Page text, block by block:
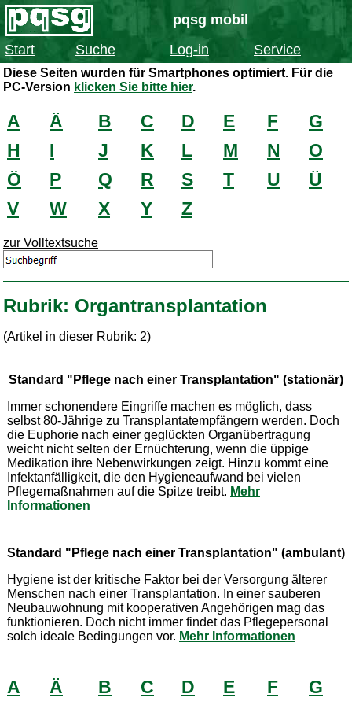
pqsg mobil
Start
Suche Log-in Service
Diese Seiten wurden für Smartphones optimiert. Für die
PC-Version klicken Sie bitte hier.
A Ä B C D E F
G
H
I J K L M N
O
Ö
P Q R S T U
Ü
V
W X Y Z
zur Volltextsuche
Rubrik: Organtransplantation
(Artikel in dieser Rubrik: 2)
Standard "Pflege nach einer Transplantation" (stationär)
Immer schonendere Eingriffe machen es möglich, dass
selbst 80-Jährige zu Transplantatempfängern werden. Doch
die Euphorie nach einer geglückten Organübertragung
weicht nicht selten der Ernüchterung, wenn die üppige
Medikation ihre Nebenwirkungen zeigt. Hinzu kommt eine
Infektanfälligkeit, die den Hygieneaufwand bei vielen
Pflegemaßnahmen auf die Spitze treibt. Mehr
Informationen
Standard "Pflege nach einer Transplantation" (ambulant)
Hygiene ist der kritische Faktor bei der Versorgung älterer
Menschen nach einer Transplantation. In einer sauberen
Neubauwohnung mit kooperativen Angehörigen mag das
funktionieren. Doch nicht immer findet das Pflegepersonal
solch ideale Bedingungen vor. Mehr Informationen
A Ä B C D E F G